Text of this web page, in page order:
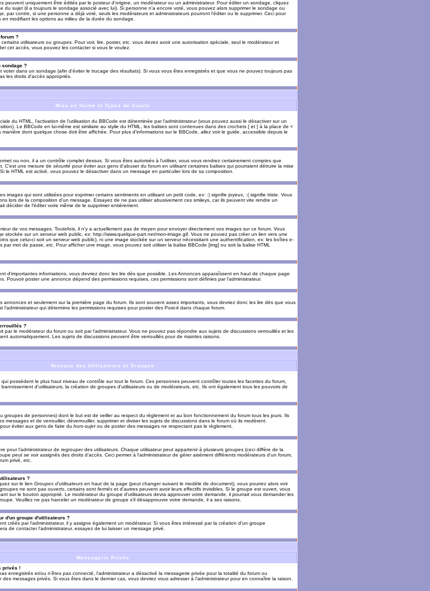
peuvent uniquement être édités par le posteur d'origine, un modérateur ou un administrateur. Pour éditer un sondage, cliquez
du sujet (il a toujours le sondage associé avec lui). Si personne n'a encore voté, vous pouvez alors supprimer le sondage ou
par contre, si une personne a déjà voté, seuls les modérateurs et administrateurs pourront l'éditer ou le supprimer. Ceci pour
modifiant les options au milieu de la durée du sondage.
?
utilisateurs ou groupes. Pour voir, lire, poster, etc. vous devez avoir une autorisation spéciale, seul le modérateur et
cet accès, vous pouvez les contacter si vous le voulez.
sondage ?
voter dans un sondage (afin d'éviter le trucage des résultats). Si vous vous êtes enregistrés et que vous ne pouvez toujours pas
les droits d'accès appropriés.
Mise en forme et Types de Sujets
du HTML, l'activation de l'utilisation du BBCode est déterminée par l'administrateur (vous pouvez aussi le désactiver sur un
Le BBCode en lui-même est similaire au styile du HTML, les balises sont contenues dans des crochets [ et ] à la place de <
dont quelque chose doit être affichée. Pour plus d'informations sur le BBCode, allez voir le guide, accessible depuis le
ou non, il a un contrôle complet dessus. Si vous êtes autorisés à l'utiliser, vous vous rendrez certainement comptes que
C'est une mesure de sécurité pour éviter aux gens d'abuser du forum en utilisant certaines balises qui pourraient détruire la mise
le HTML est activé, vous pouvez le désactiver dans un message en particulier lors de sa composition.
images qui sont utilisées pour exprimer certains sentiments en utilisant un petit code, ex: :) signifie joyeux, :( signifie triste. Vous
lors de la composition d'un message. Essayez de ne pas utiliser abusivement ces smileys, car ils peuvent vite rendre un
décider de l'éditer voire même de le supprimer entièrement.
de vos messages. Toutefois, il n'y a actuellement pas de moyen pour envoyer directement vos images sur ce forum. Vous
stockée sur un serveur web public, ex: http://www.quelque-part.net/mon-image.gif. Vous ne pouvez pas créer un lien vers une
que celui-ci soit un serveur web public), ni une image stockée sur un serveur nécessitant une authentification, ex: les boîtes e-
par mot de passe, etc. Pour afficher une image, vous pouvez soit utiliser la balise BBCode [img] ou soit la balise HTML
d'importantes informations, vous devriez donc les lire dès que possible. Les Annonces apparaîssent en haut de chaque page
Pouvoir poster une annonce dépend des permissions requises, ces permissions sont définies par l'administrateur.
annonces et seulement sur la première page du forum. Ils sont souvent assez importants, vous devriez donc les lire dès que vous
l'administrateur qui détermine les permissions requises pour poster des Post-it dans chaque forum.
?
par le modérateur du forum ou soit par l'administrateur. Vous ne pouvez pas répondre aux sujets de discussions verrouillés et les
automatiquement. Les sujets de discussions peuvent être verrouillés pour de maintes raisons.
Niveaux des Utilisateurs et Groupes
possèdent le plus haut niveau de contrôle sur tout le forum. Ces personnes peuvent contrôler toutes les facettes du forum,
d'utilisateurs, la création de groupes d'utilisateurs ou de modérateurs, etc. Ils ont également tous les pouvoirs de
groupes de personnes) dont le but est de veiller au respect du règlement et au bon fonctionnement du forum tous les jours. Ils
messages et de verrouiller, déverrouiller, supprimer et diviser les sujets de discussions dans le forum où ils modèrent.
éviter aux gens de faire du hors-sujet ou de poster des messages ne respectant pas le règlement.
pour l'administrateur de regrouper des utilisateurs. Chaque utilisateur peut appartenir à plusieurs groupes (ceci diffère de la
peut se voir assignés des droits d'accès. Ceci permet à l'administrateur de gérer aisément différents modérateurs d'un forum,
privé, etc.
?
sur le lien Groupes d'utilisateurs en haut de la page (peut changer suivant le modèle de document), vous pourrez alors voir
ne sont pas ouverts , certains sont fermés et d'autres peuvent avoir leurs effectifs invisibles. Si le groupe est ouvert, vous
sur le bouton approprié. Le modérateur du groupe d'utilisateurs devra approuver votre demande, il pourrait vous demander les
Veuillez ne pas harceler un modérateur de groupe s'il désapprouvre votre demande, il a ses raisons.
d'un groupe d'utilisateurs ?
créés par l'administrateur, il y assigne également un modérateur. Si vous êtes intéressé par la création d'un groupe
de contacter l'administrateur, essayez de lui laisser un message privé.
Messagerie Privée
privés !
enregistrés et/ou n'êtes pas connecté, l'administrateur a désactivé la messagerie privée pour la totalité du forum ou
messages privés. Si vous êtes dans le dernier cas, vous devriez vous adresser à l'administrateur pour en connaître la raison.